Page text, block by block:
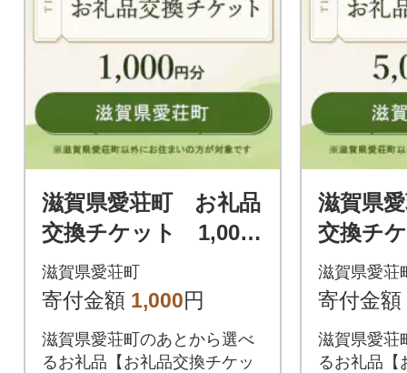
滋賀県愛荘町 お礼品
交換チケット 1,000
円分
滋賀県愛荘町
寄付金額 1,000円
滋賀県愛荘町のあとから選べ
るお礼品【お礼品交換チケッ
滋賀県
交換チ
円分
滋賀県愛荘
寄付金額
滋賀県愛荘
るお礼品【